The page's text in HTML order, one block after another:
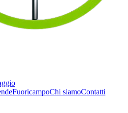
FuoricampoChi siamoContatti